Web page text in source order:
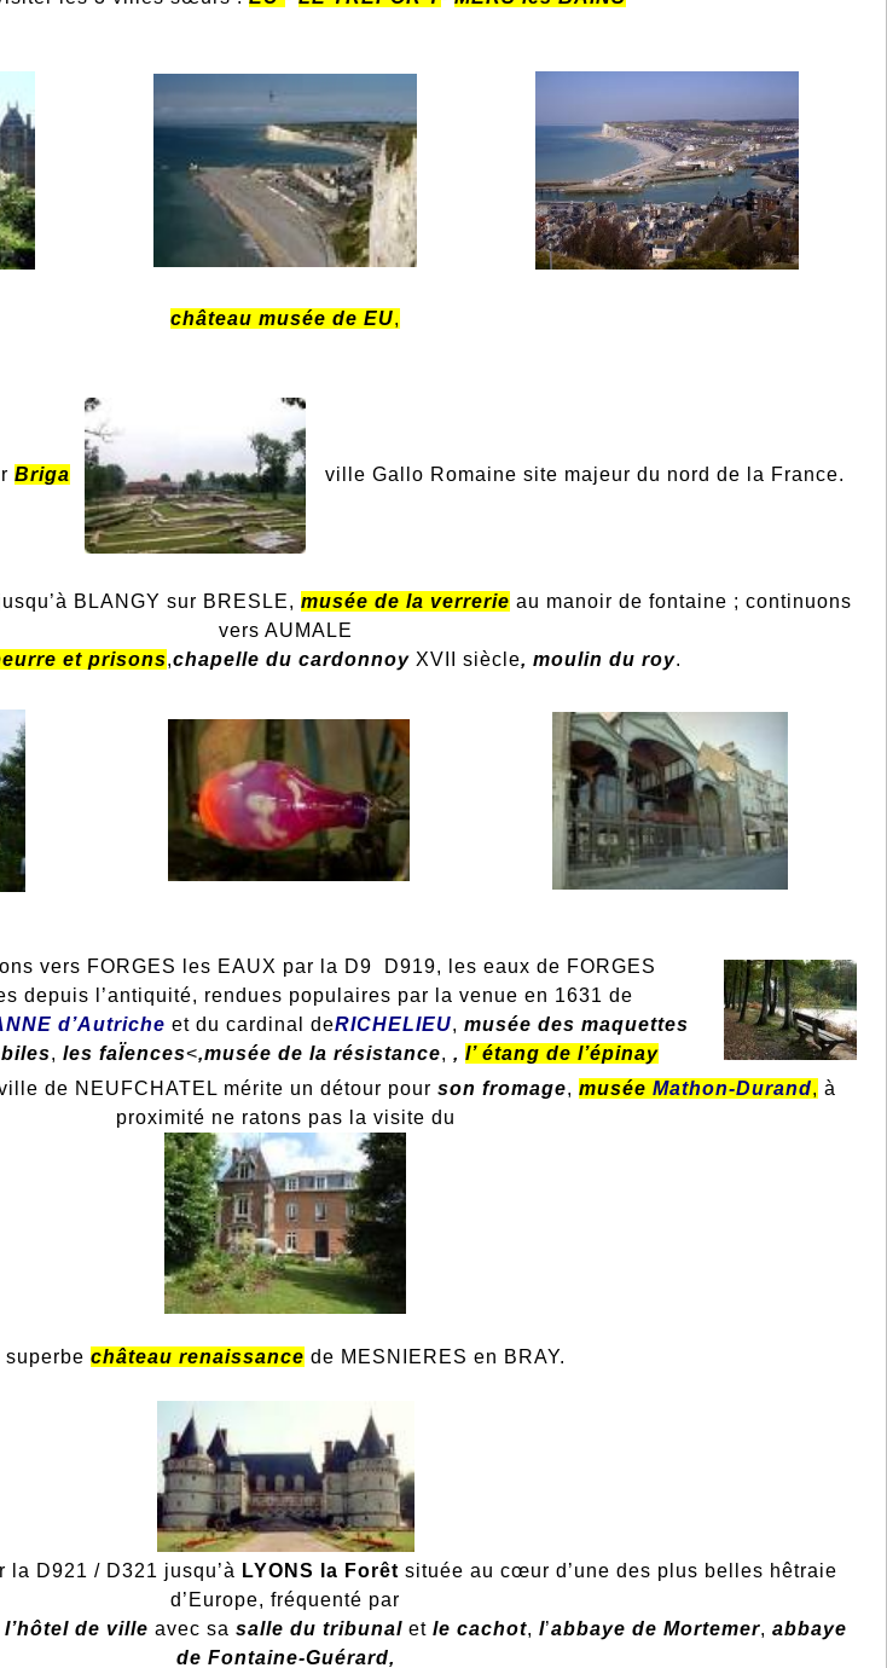
château musée de EU,
Briga ville Gallo Romaine site majeur du nord de la France.
BLANGY sur BRESLE,musée de la verrerie au manoir de fontaine ; continuons
vers AUMALE
et prisons,chapelle du cardonnoyXVII siècle, moulin du roy.
vers FORGES les EAUX par la D9 D919, les eaux de FORGES
depuis l’antiquité, rendues populaires par la venue en 1631 de
d’Autriche et du cardinal deRICHELIEU, musée des maquettes
, les faÏences<,musée de la résistance, , l’ étang de l’épinay
de NEUFCHATEL mérite un détour pour son fromage, musée Mathon-Durand, à
proximité ne ratons pas la visite du
superbe château renaissance de MESNIERES en BRAY.
la D921 / D321 jusqu’à LYONS la Forêtsituée au cœur d’une des plus belles hêtraie
d’Europe, fréquenté par
l’hôtel de ville avec sasalle du tribunal etle cachot,l’abbaye de Mortemer,abbaye
de Fontaine-Guérard,